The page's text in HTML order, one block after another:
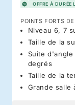
OFFRE À DURÉE
POINTS FORTS
Niveau 6, 7
Taille de la
Suite
degrés
Taille de la
Grande salle